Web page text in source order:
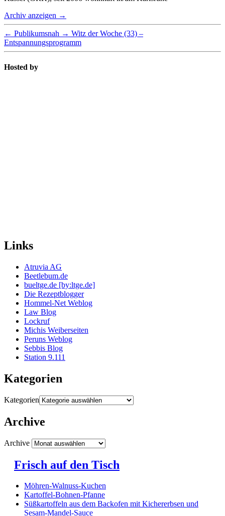
Archiv anzeigen →
← Publikumsnah → Witz der Woche (33) –
Entspannungsprogramm
Hosted by
Links
Atruvia AG
Beetlebum.de
bueltge.de [by:ltge.de]
Die Rezeptblogger
Hommel-Net Weblog
Law Blog
Lockruf
Michis Weiberseiten
Peruns Weblog
Sebbis Blog
Station 9.111
Kategorien
Kategorien
Archive
Archive
Frisch auf den Tisch
Möhren-Walnuss-Kuchen
Kartoffel-Bohnen-Pfanne
Süßkartoffeln aus dem Backofen mit Kichererbsen und
Sesam-Mandel-Sauce